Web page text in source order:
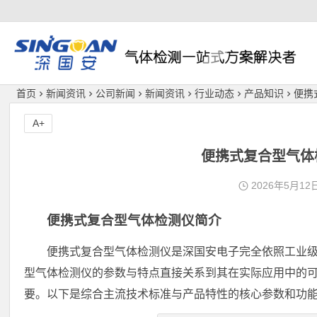
深国安
首页 新闻资讯 公司新闻 新闻资讯 行业动态 产品知识 便携
便携式复合型气
2026年5月12
便携式复合型气体检测仪简介
便携式复合型气体检测仪是深国安电子完全依照工业
型气体检测仪的参数与特点直接关系到其在实际应用中的
要。以下是综合主流技术标准与产品特性的核心参数和功
A+